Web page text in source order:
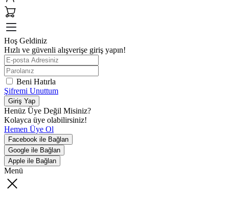
Hoş Geldiniz
Hızlı ve güvenli alışverişe giriş yapın!
Beni Hatırla
Şifremi Unuttum
Giriş Yap
Henüz Üye Değil Misiniz?
Kolayca üye olabilirsiniz!
Hemen Üye Ol
Facebook ile Bağlan
Google ile Bağlan
Apple ile Bağlan
Menü